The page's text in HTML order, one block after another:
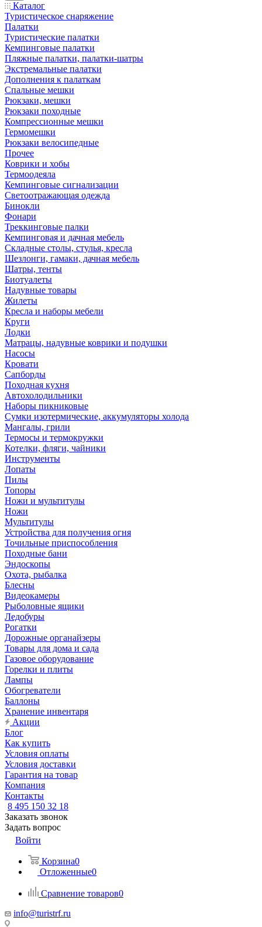
Каталог
Туристическое снаряжение
Палатки
Туристические палатки
Кемпинговые палатки
Пляжные палатки, палатки-шатры
Экстремальные палатки
Дополнения к палаткам
Спальные мешки
Рюкзаки, мешки
Рюкзаки походные
Компрессионные мешки
Гермомешки
Рюкзаки велосипедные
Прочее
Коврики и хобы
Термоодеяла
Кемпинговые сигнализации
Светоотражающая одежда
Бинокли
Фонари
Треккинговые палки
Кемпинговая и дачная мебель
Складные столы, стулья, кресла
Шезлонги, гамаки, дачная мебель
Шатры, тенты
Биотуалеты
Надувные товары
Жилеты
Кресла и наборы мебели
Круги
Лодки
Матрацы, надувные коврики и подушки
Насосы
Кровати
Сапборды
Походная кухня
Автохолодильники
Наборы пикниковые
Сумки изотермические, аккумуляторы холода
Мангалы, грили
Термосы и термокружки
Котелки, фляги, чайники
Инструменты
Лопаты
Пилы
Топоры
Ножи и мультитулы
Ножи
Мультитулы
Устройства для получения огня
Точильные приспособления
Походные бани
Эндоскопы
Охота, рыбалка
Блесны
Видеокамеры
Рыболовные ящики
Ледобуры
Рогатки
Дорожные органайзеры
Товары для дома и сада
Газовое оборудование
Горелки и плиты
Лампы
Обогреватели
Баллоны
Хранение инвентаря
Акции
Блог
Как купить
Условия оплаты
Условия доставки
Гарантия на товар
Компания
Контакты
8 495 150 32 18
Заказать звонок
Задать вопрос
Войти
Корзина0
Отложенные0
Сравнение товаров0
info@turistrf.ru